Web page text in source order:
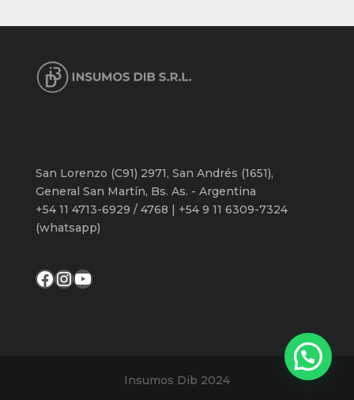
San Lorenzo (C91) 2971, San Andrés (1651),
General San Martín, Bs. As. - Argentina
+54 11 4713-6929 / 4768 | +54 9 11 6309-7324
(whatsapp)
Facebook
Instagram
YouTube
Insumos Dib 2024